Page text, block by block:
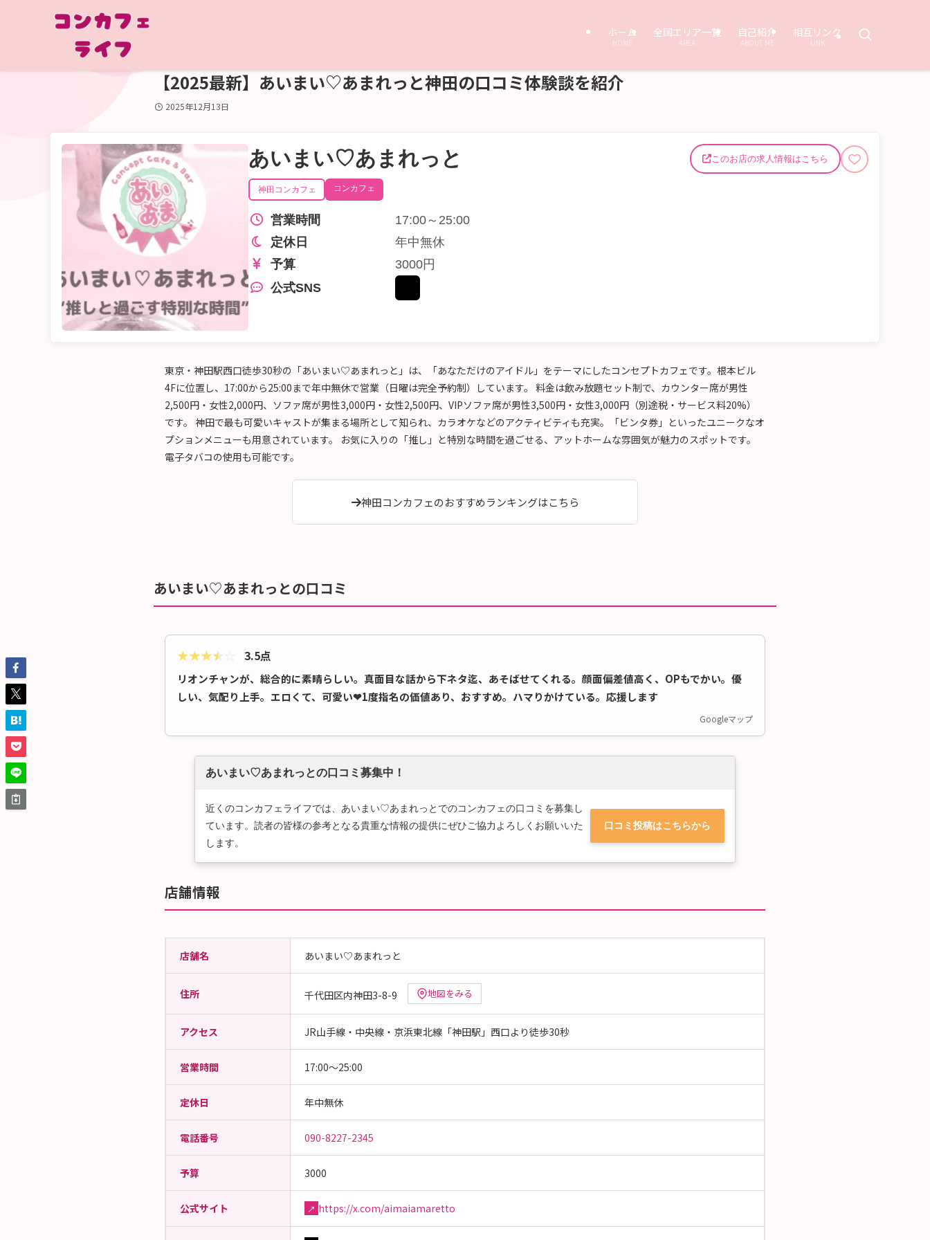
ホーム
HOME
全国エリア一覧
AREA
自己紹介
ABOUT ME
相互リンク
LINK
【2025最新】あいまい♡あまれっと神田の口コミ体験談を紹介
2025年12月13日
あいまい♡あまれっと
神田コンカフェ コンカフェ
営業時間
17:00～25:00
定休日
年中無休
予算
3000円
公式SNS
このお店の求人情報はこちら
東京・神田駅西口徒歩30秒の「あいまい♡あまれっと」は、「あなただけのアイドル」をテーマにしたコンセプトカフェです。根本ビル
4Fに位置し、17:00から25:00まで年中無休で営業（日曜は完全予約制）しています。 料金は飲み放題セット制で、カウンター席が男性
2,500円・女性2,000円、ソファ席が男性3,000円・女性2,500円、VIPソファ席が男性3,500円・女性3,000円（別途税・サービス料20%）
です。 神田で最も可愛いキャストが集まる場所として知られ、カラオケなどのアクティビティも充実。「ビンタ券」といったユニークなオ
プションメニューも用意されています。 お気に入りの「推し」と特別な時間を過ごせる、アットホームな雰囲気が魅力のスポットです。
電子タバコの使用も可能です。
神田コンカフェのおすすめランキングはこちら
あいまい♡あまれっとの口コミ
★★★★ 3.5点
リオンチャンが、総合的に素晴らしい。真面目な話から下ネタ迄、あそばせてくれる。顔面偏差値高く、OPもでかい。優
しい、気配り上手。エロくて、可愛い❤1度指名の価値あり、おすすめ。ハマりかけている。応援します
Googleマップ
あいまい♡あまれっとの口コミ募集中！
近くのコンカフェライフでは、あいまい♡あまれっとでのコンカフェの口コミを募集し
ています。読者の皆様の参考となる貴重な情報の提供にぜひご協力よろしくお願いいた
します。
口コミ投稿はこちらから
店舗情報
店舗名 あいまい♡あまれっと
住所 千代田区内神田3-8-9 地図をみる
アクセス JR山手線・中央線・京浜東北線「神田駅」西口より徒歩30秒
営業時間 17:00～25:00
定休日 年中無休
電話番号 090-8227-2345
予算 3000
公式サイト ↗ https://x.com/aimaiamaretto